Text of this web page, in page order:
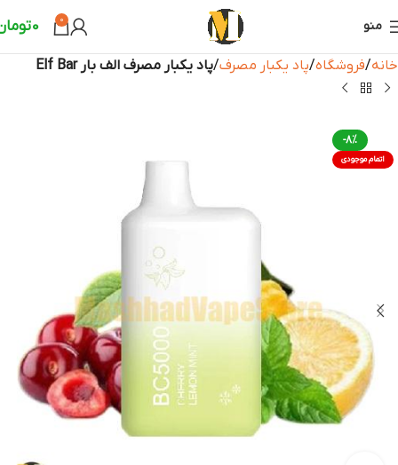
منو 0
0
خانه فروشگاه پاد یکبار مصرف پاد یکبار مصرف الف بار Elf Bar
-8%
اتمام موجودی